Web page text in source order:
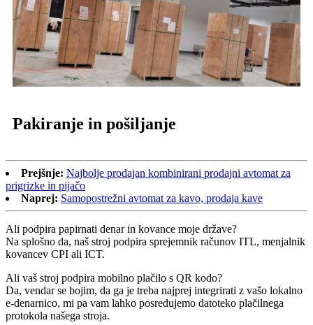
Pakiranje in pošiljanje
Prejšnje: Najbolje prodajan kombinirani prodajni avtomat za
prigrizke in pijačo
Naprej: Samopostrežni avtomat za kavo, prodaja kave
Ali podpira papirnati denar in kovance moje države?
Na splošno da, naš stroj podpira sprejemnik računov ITL, menjalnik
kovancev CPI ali ICT.
Ali vaš stroj podpira mobilno plačilo s QR kodo?
Da, vendar se bojim, da ga je treba najprej integrirati z vašo lokalno
e-denarnico, mi pa vam lahko posredujemo datoteko plačilnega
protokola našega stroja.